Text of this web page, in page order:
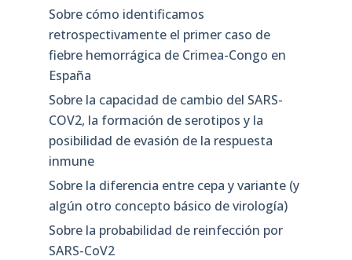
Sobre cómo identificamos
retrospectivamente el primer caso de
fiebre hemorrágica de Crimea-Congo en
España
Sobre la capacidad de cambio del SARS-
COV2, la formación de serotipos y la
posibilidad de evasión de la respuesta
inmune
Sobre la diferencia entre cepa y variante (y
algún otro concepto básico de virología)
Sobre la probabilidad de reinfección por
SARS-CoV2